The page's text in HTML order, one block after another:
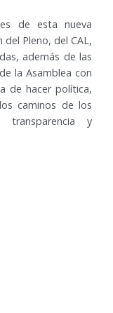
de esta nueva
del Pleno, del CAL,
además de las
la Asamblea con
de hacer política,
caminos de los
transparencia y